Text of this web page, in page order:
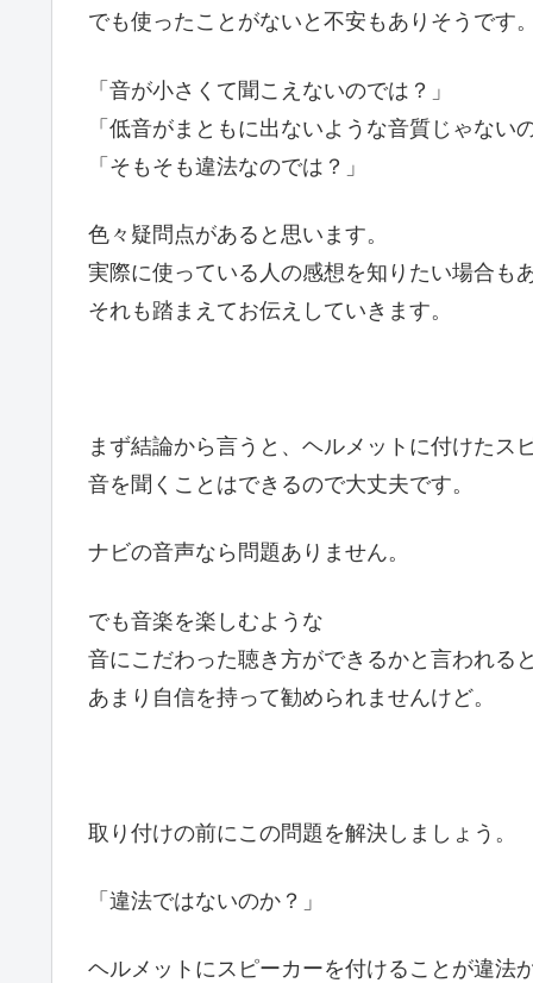
でも使ったことがないと不安もありそうです。
「音が小さくて聞こえないのでは？」
「低音がまともに出ないような音質じゃないの
「そもそも違法なのでは？」
色々疑問点があると思います。
実際に使っている人の感想を知りたい場合も
それも踏まえてお伝えしていきます。
まず結論から言うと、ヘルメットに付けたス
音を聞くことはできるので大丈夫です。
ナビの音声なら問題ありません。
でも音楽を楽しむような
音にこだわった聴き方ができるかと言われると
あまり自信を持って勧められませんけど。
取り付けの前にこの問題を解決しましょう。
「違法ではないのか？」
ヘルメットにスピーカーを付けることが違法